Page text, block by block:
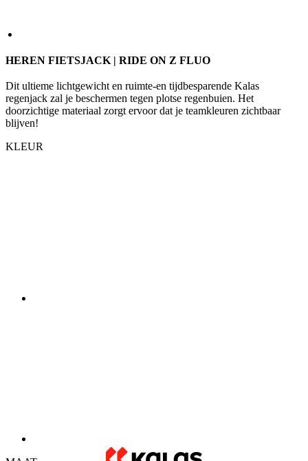
HEREN FIETSJACK | RIDE ON Z FLUO
Dit ultieme lichtgewicht en ruimte-en tijdbesparende Kalas
regenjack zal je beschermen tegen plotse regenbuien. Het
doorzichtige materiaal zorgt ervoor dat je teamkleuren zichtbaar
blijven!
KLEUR